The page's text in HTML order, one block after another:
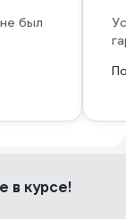
был
в курсе!